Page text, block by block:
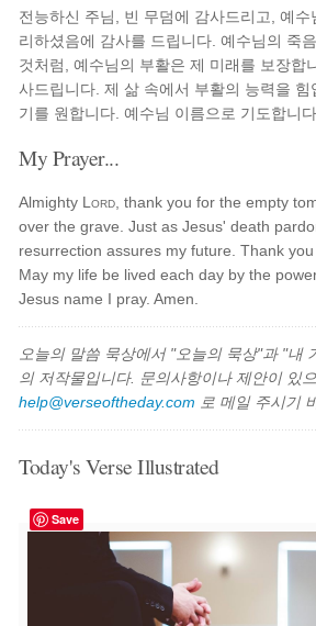
전능하신 주님, 빈 무덤에 감사드리고, 예
리하셨음에 감사를 드립니다. 예수님의 죽
것처럼, 예수님의 부활은 제 미래를 보장합
사드립니다. 제 삶 속에서 부활의 능력을
기를 원합니다. 예수님 이름으로 기도합니다
My Prayer...
Almighty Lord , thank you for the empty
over the grave. Just as Jesus' death
resurrection assures my future. Thank
May my life be lived each day by the
Jesus name I pray. Amen.
오늘의 말씀 묵상에서 "오늘의 묵상"과 "내
의 저작물입니다. 문의사항이나 제안이 있
help@verseoftheday.com 로 메일 주시기
Today's Verse Illustrated
Save